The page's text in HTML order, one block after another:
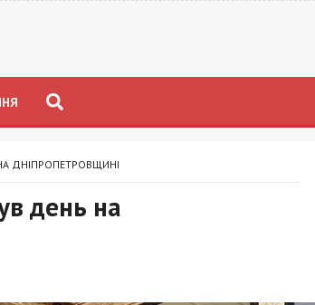
ДНІПРОПЕТРОВЩИНІ
день на